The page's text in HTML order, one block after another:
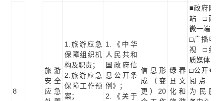
8
旅游
安全
应急
1.旅游应急
保障组织机
构及职责；
2.旅游应急
保障工作预
案；
1.《中华
人民共和
国政府信
息公开条
例》；
2.《关于
信息形
成（变
更）20
绿春
县文
化和
■政府网
站 □两
微一端
□广播电
视 □纸
质媒体
□公开查
阅点 □
为民服